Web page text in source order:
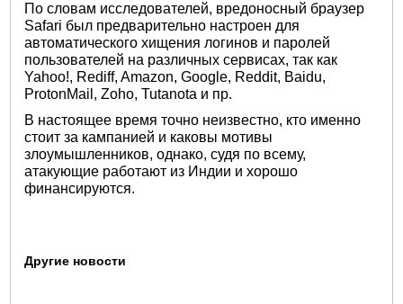
По словам исследователей, вредоносный браузер
Safari был предварительно настроен для
автоматического хищения логинов и паролей
пользователей на различных сервисах, так как
Yahoo!, Rediff, Amazon, Google, Reddit, Baidu,
ProtonMail, Zoho, Tutanota и пр.
В настоящее время точно неизвестно, кто именно
стоит за кампанией и каковы мотивы
злоумышленников, однако, судя по всему,
атакующие работают из Индии и хорошо
финансируются.
Другие новости